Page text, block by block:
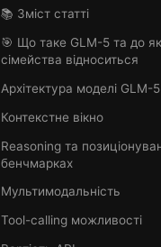
📚 Зміст статті
🎯 Що таке GLM-5 та до
сімейства відноситься
Архітектура моделі GLM-5
Контекстне вікно
Reasoning та
бенчмарках
Мультимодальність
Tool-calling можливості